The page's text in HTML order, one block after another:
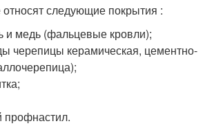
относят следующие покрытия :
и медь (фальцевые кровли);
черепицы керамическая, цементно-
профнастил.